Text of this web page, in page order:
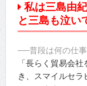
私は三島由
と三島も泣い
──普段は何の仕
「長らく貿易会
き、スマイルセ